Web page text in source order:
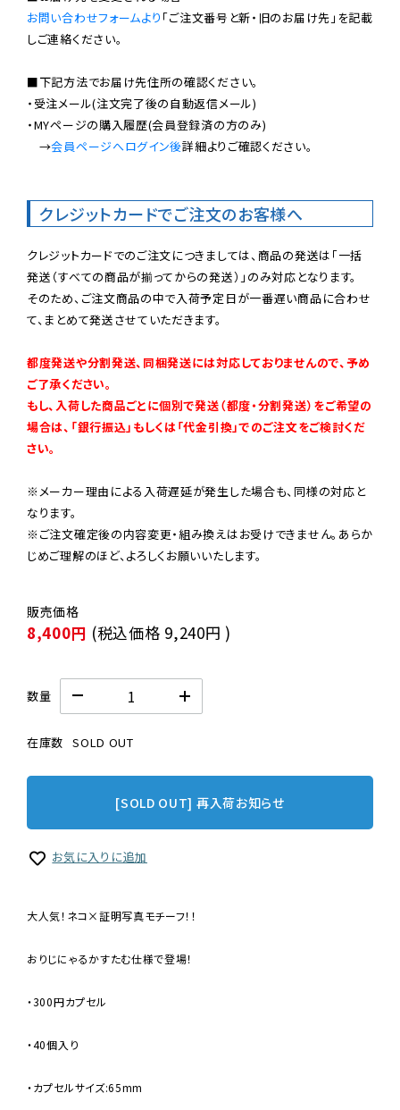
お問い合わせフォームより 「ご注文番号と新・旧のお届け先」を記載
しご連絡ください。
■下記方法でお届け先住所の確認ください。
・受注メール(注文完了後の自動返信メール)
・MYページの購入履歴(会員登録済の方のみ)
→会員ページへログイン後詳細よりご確認ください。
クレジットカードでご注文のお客様へ
クレジットカードでのご注文につきましては、商品の発送は「一括
発送（すべての商品が揃ってからの発送）」のみ対応となります。
そのため、ご注文商品の中で入荷予定日が一番遅い商品に合わせ
て、まとめて発送させていただきます。
都度発送や分割発送、同梱発送には対応しておりませんので、予め
ご了承ください。
もし、入荷した商品ごとに個別で発送（都度・分割発送）をご希望の
場合は、「銀行振込」もしくは「代金引換」でのご注文をご検討くだ
さい。
※メーカー理由による入荷遅延が発生した場合も、同様の対応と
なります。
※ご注文確定後の内容変更・組み換えはお受けできません。あらか
じめご理解のほど、よろしくお願いいたします。
8,400円 (税込価格 9,240円 )
数量
在庫数 SOLD OUT
[SOLD OUT] 再入荷お知らせ
お気に入りに追加
大人気！ネコ×証明写真モチーフ！！
おりじにゃるかすたむ仕様で登場！
・300円カプセル
・40個入り
・カプセルサイズ:65mm